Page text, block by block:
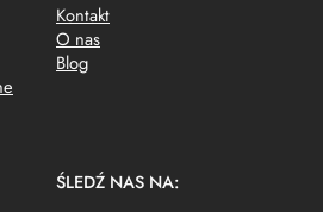
Kontakt
O nas
Blog
ŚLEDŹ NAS NA: